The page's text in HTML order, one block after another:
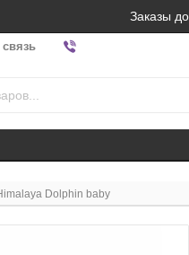
Заказы
Dolphin baby